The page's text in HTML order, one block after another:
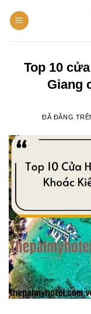
đến
Top 10
Giang
ĐÃ ĐĂNG